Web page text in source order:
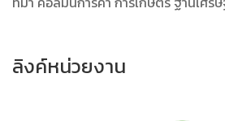
ลิงค์หน่วยงาน